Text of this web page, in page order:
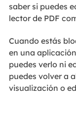
saber si puedes
lector de PDF
Cuando estás
en una
puedes verlo ni
puedes volver a
visualización o